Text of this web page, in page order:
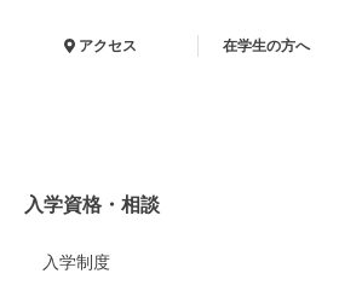
アクセス 在学生の方へ
入学資格・相談
入学制度